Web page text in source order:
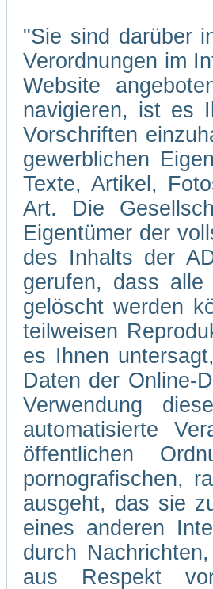
"Sie sind darüber
Verordnungen im
Website
navigieren, ist es
Vorschriften
gewerblichen
Texte, Artikel,
Art. Die
Eigentümer der
des Inhalts der
gerufen, dass
gelöscht werden
teilweisen
es Ihnen
Daten der Online-
Verwendung
automatisierte
öffentlichen
pornografischen,
ausgeht, das sie
eines anderen
durch
aus Respekt